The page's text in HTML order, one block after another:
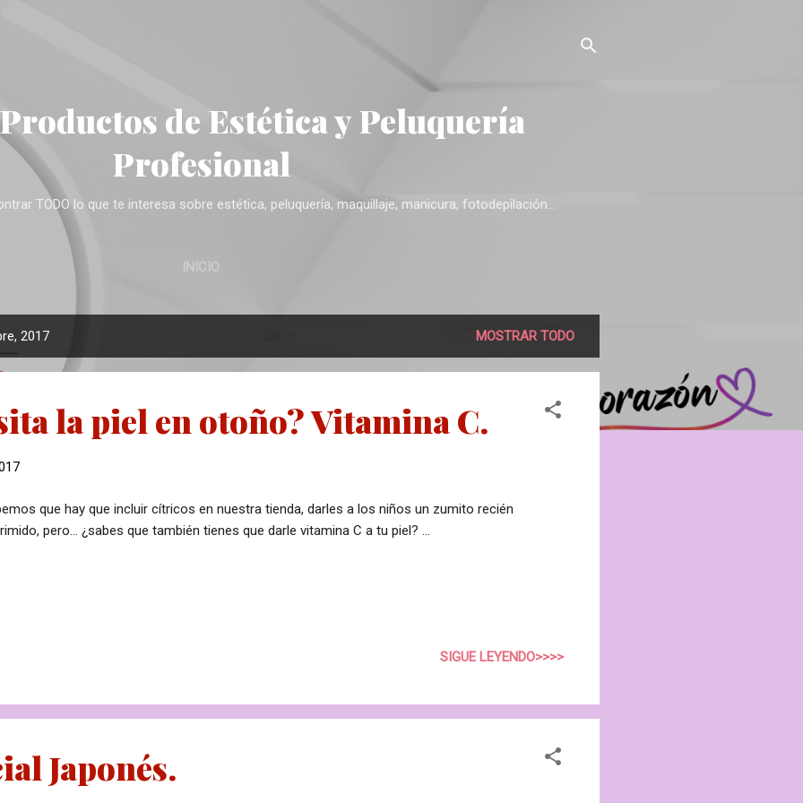
de Estética y Peluquería
Profesional
TODO lo que te interesa sobre estética, peluquería, maquillaje, manicura, fotodepilación...
INICIO
2017 MOSTRAR TODO
la piel en otoño? Vitamina C.
que hay que incluir cítricos en nuestra tienda, darles a los niños un zumito recién
pero... ¿sabes que también tienes que darle vitamina C a tu piel? ...
SIGUE LEYENDO>>>>
Japonés.